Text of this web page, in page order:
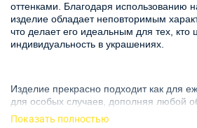
оттенками. Благодаря использованию
изделие обладает неповторимым
что делает его идеальным для тех, кто
индивидуальность в украшениях.
Изделие прекрасно подходит как для
для особых случаев, дополняя любой
ваш стиль. Браслет из янтаря
Показать полностью